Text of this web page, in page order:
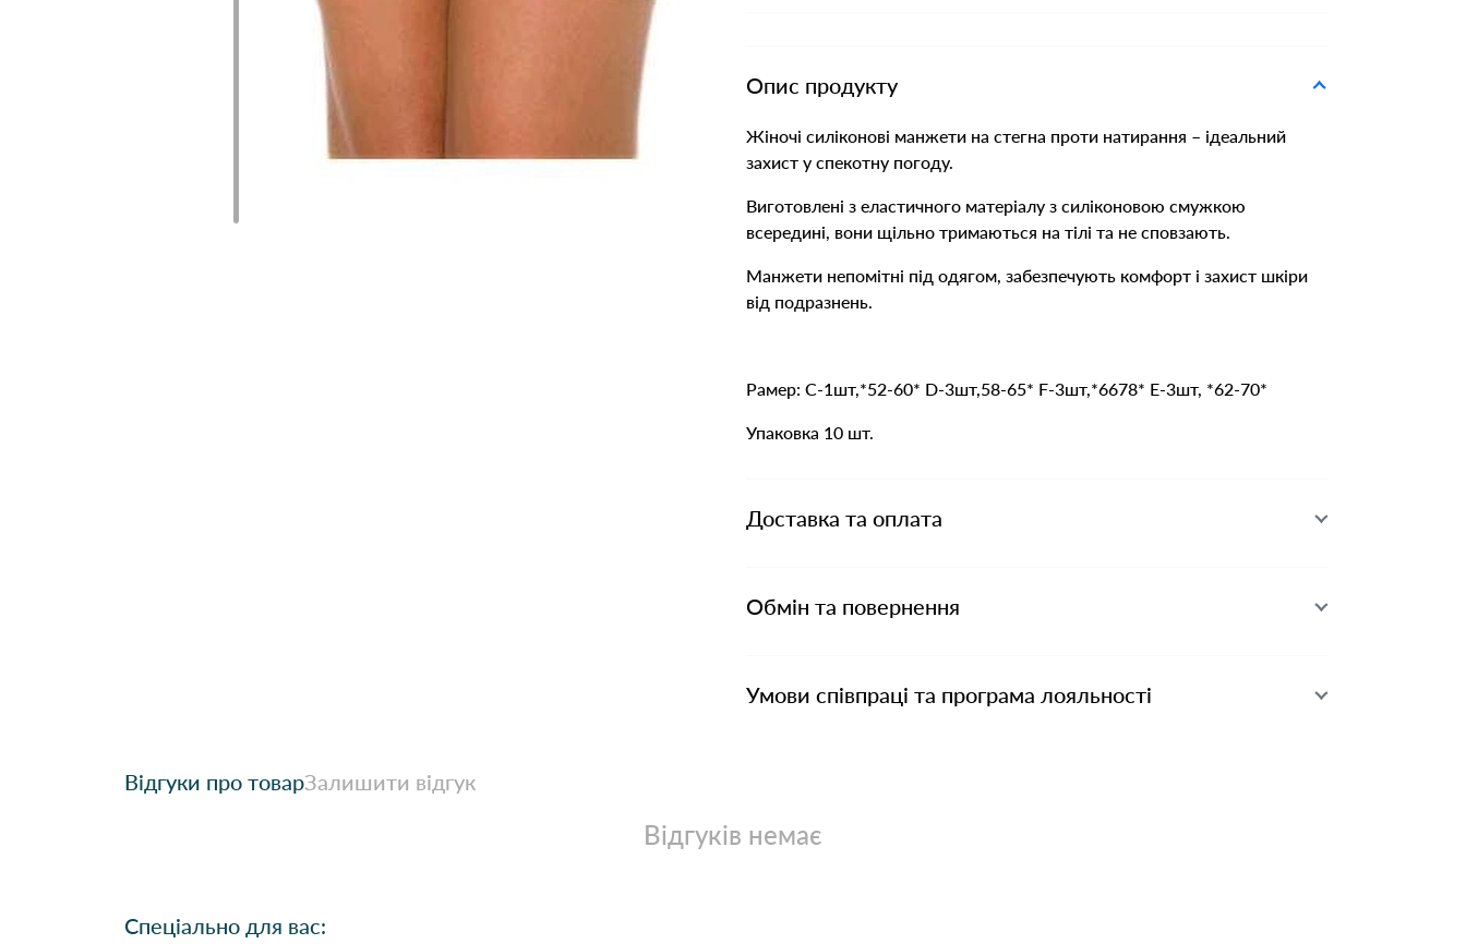
Опис продукту
Жіночі силіконові манжети на стегна проти натирання – ідеальний
захист у спекотну погоду.
Виготовлені з еластичного матеріалу з силіконовою смужкою
всередині, вони щільно тримаються на тілі та не сповзають.
Манжети непомітні під одягом, забезпечують комфорт і захист шкіри
від подразнень.
Рамер: С-1шт,*52-60* D-3шт,58-65* F-3шт,*6678* E-3шт, *62-70*
Упаковка 10 шт.
Доставка та оплата
Обмін та повернення
Умови співпраці та програма лояльності
Відгуки про товарЗалишити відгук
Відгуків немає
Спеціально для вас: